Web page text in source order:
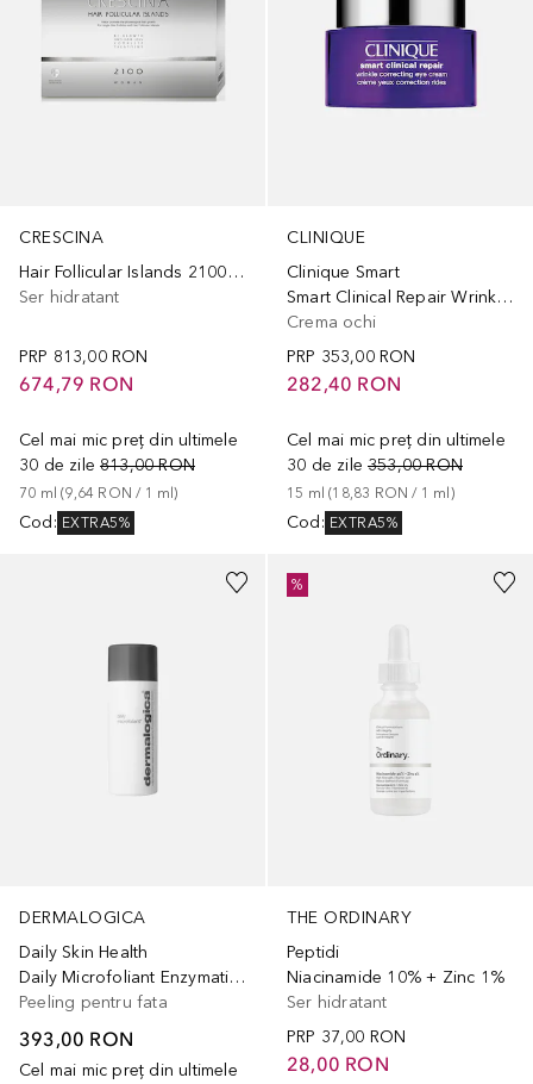
CRESCINA
Hair Follicular Islands 2100 Anti Hair Loss Women
Ser hidratant
PRP 813,00 RON
674,79 RON
Cel mai mic preț din ultimele
30 de zile 813,00 RON
70 ml (9,64 RON / 1 ml)
Cod : EXTRA5%
CLINIQUE
Clinique Smart
Smart Clinical Repair Wrinkle Correcting Eye Cream
Crema ochi
PRP 353,00 RON
282,40 RON
Cel mai mic preț din ultimele
30 de zile 353,00 RON
15 ml (18,83 RON / 1 ml )
Cod : EXTRA5%
DERMALOGICA
Daily Skin Health
Daily Microfoliant Enzymatic Exfoliating Rice-Based Powder
Peeling pentru fata
393,00 RON
Cel mai mic preț din ultimele
THE ORDINARY
Peptidi
Niacinamide 10% + Zinc 1%
Ser hidratant
PRP 37,00 RON
28,00 RON
%